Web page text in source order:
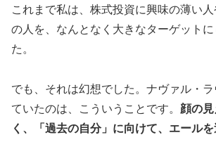
これまで私は、株式投資に興味の薄い
の人を、なんとなく大きなターゲット
た。
でも、それは幻想でした。ナヴァル・
ていたのは、こういうことです。 顔の
く、「過去の自分」に向けて、エールを